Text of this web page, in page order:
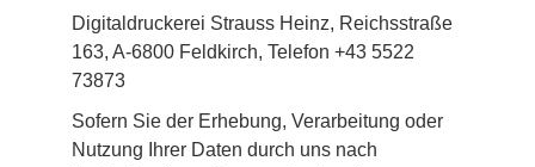
Digitaldruckerei Strauss Heinz, Reichsstraße
163, A-6800 Feldkirch, Telefon +43 5522
73873
Sofern Sie der Erhebung, Verarbeitung oder
Nutzung Ihrer Daten durch uns nach